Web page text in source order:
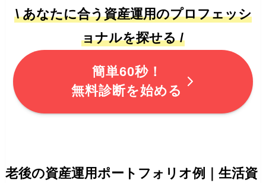
\ あなたに合う資産運用のプロフェッシ
ョナルを探せる /
簡単60秒！
無料診断を始める
老後の資産運用ポートフォリオ例｜生活資